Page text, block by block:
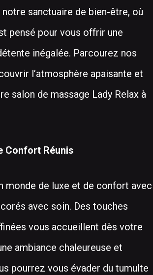
notre sanctuaire de bien-être, où
pensé pour vous offrir une
inégalée. Parcourez nos
l’atmosphère apaisante et
salon de massage Lady Relax à
Confort Réunis
monde de luxe et de confort avec
avec soin. Des touches
vous accueillent dès votre
ambiance chaleureuse et
pourrez vous évader du tumulte